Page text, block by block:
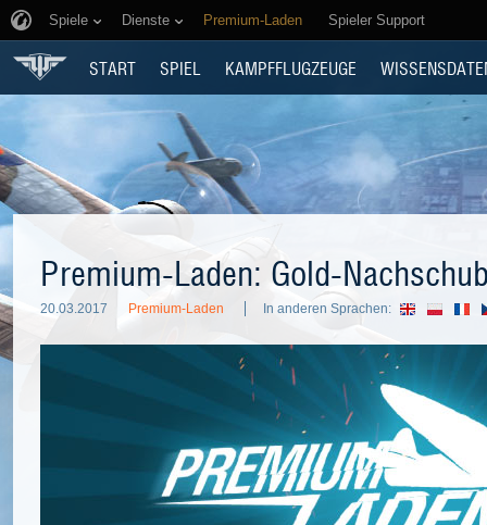
Spiele Dienste Premium-Laden Spieler Support
START SPIEL KAMPFFLUGZEUGE
Premium-Laden: Gold-
20.03.2017 Premium-Laden In anderen Sprachen: